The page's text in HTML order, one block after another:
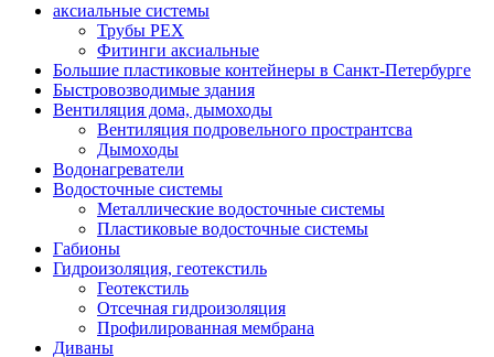
аксиальные системы
Трубы PEX
Фитинги аксиальные
Большие пластиковые контейнеры в Санкт-Петербурге
Быстровозводимые здания
Вентиляция дома, дымоходы
Вентиляция подровельного пространтсва
Дымоходы
Водонагреватели
Водосточные системы
Металлические водосточные системы
Пластиковые водосточные системы
Габионы
Гидроизоляция, геотекстиль
Геотекстиль
Отсечная гидроизоляция
Профилированная мембрана
Диваны